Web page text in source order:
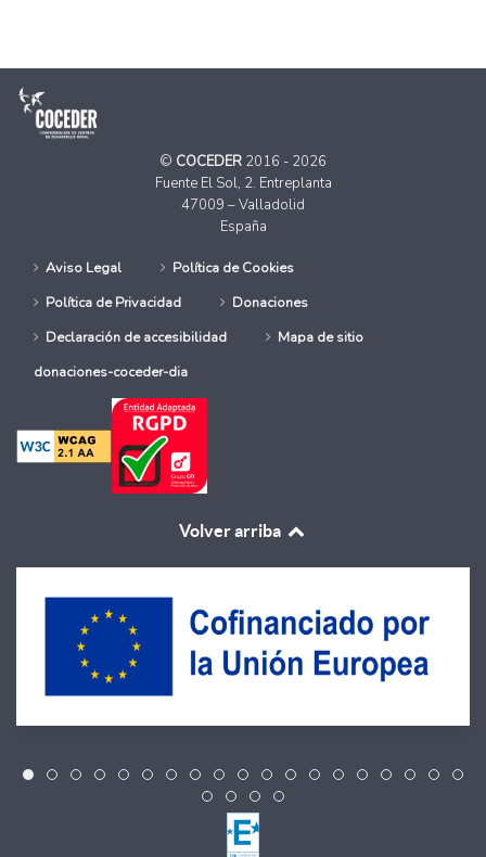
© COCEDER 2016 - 2026
Fuente El Sol, 2. Entreplanta
47009 – Valladolid
España
Aviso Legal
Política de Cookies
Política de Privacidad
Donaciones
Declaración de accesibilidad
Mapa de sitio
donaciones-coceder-dia
Volver arriba